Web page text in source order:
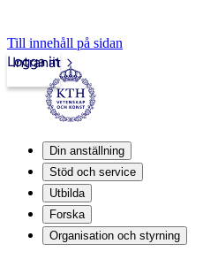
Till innehåll på sidan
Intranät
Logga in
Din anställning
Stöd och service
Utbilda
Forska
Organisation och styrning